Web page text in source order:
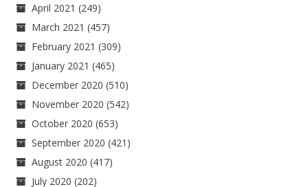
April 2021 (249)
March 2021 (457)
February 2021 (309)
January 2021 (465)
December 2020 (510)
November 2020 (542)
October 2020 (653)
September 2020 (421)
August 2020 (417)
July 2020 (202)